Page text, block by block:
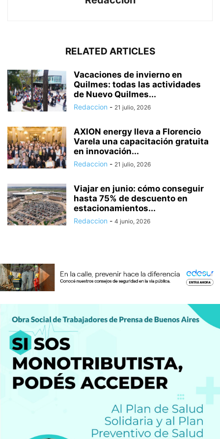
RELATED ARTICLES
Vacaciones de invierno en
Quilmes: todas las actividades
de Nuevo Quilmes...
Redaccion - 21 julio, 2026
AXION energy lleva a Florencio
Varela una capacitación gratuita
en innovación...
Redaccion - 21 julio, 2026
Viajar en junio: cómo conseguir
hasta 75% de descuento en
estacionamientos...
Redaccion - 4 junio, 2026